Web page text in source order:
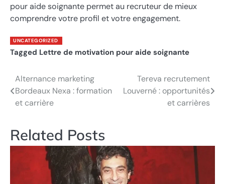
pour aide soignante permet au recruteur de mieux
comprendre votre profil et votre engagement.
UNCATEGORIZED
Tagged Lettre de motivation pour aide soignante
Post
navigation
Alternance marketing
Bordeaux Nexa : formation
et carrière
Tereva recrutement
Louverné : opportunités
et carrières
Related Posts